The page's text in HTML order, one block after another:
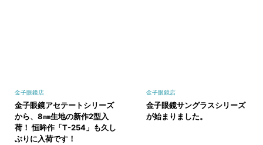
金子眼鏡店
金子眼鏡アセテートシリーズ
から、8㎜生地の新作2型入
荷！ 恒眸作「T-254」も久し
ぶりに入荷です！
金子眼鏡店
金子眼鏡サングラスシリーズ
が始まりました。